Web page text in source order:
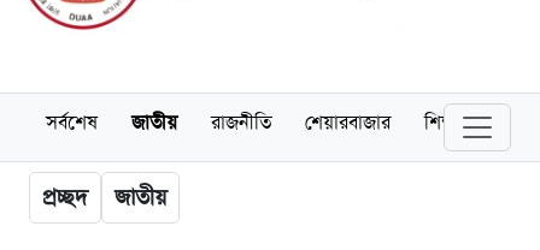
সর্বশেষ জাতীয় রাজনীতি শেয়ারবাজার শিক্ষা
প্রচ্ছদ জাতীয়